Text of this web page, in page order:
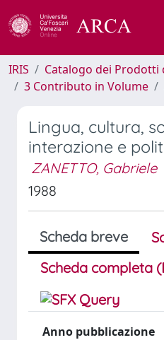
IRIS
Catalogo dei Prodotti
3 Contributo in Volume
Lingua, cultura,
interazione e
ZANETTO, Gabriele
1988
Scheda breve
Scheda completa
Anno pubblicazione